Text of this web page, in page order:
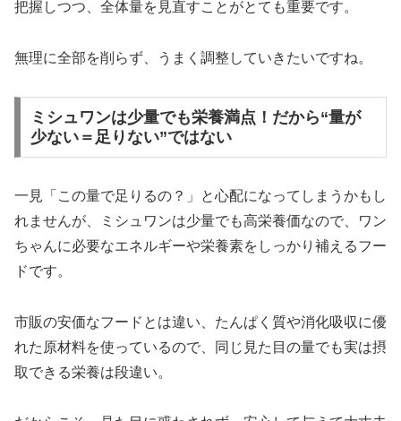
把握しつつ、全体量を見直すことがとても重要です。
無理に全部を削らず、うまく調整していきたいですね。
ミシュワンは少量でも栄養満点！だから“量が
少ない＝足りない”ではない
一見「この量で足りるの？」と心配になってしまうかもし
れませんが、ミシュワンは少量でも高栄養価なので、ワン
ちゃんに必要なエネルギーや栄養素をしっかり補えるフー
ドです。
市販の安価なフードとは違い、たんぱく質や消化吸収に優
れた原材料を使っているので、同じ見た目の量でも実は摂
取できる栄養は段違い。